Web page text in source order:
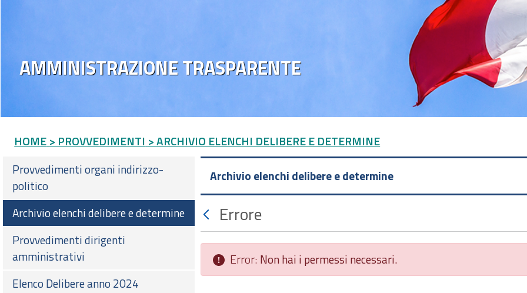
AMMINISTRAZIONE TRASPARENTE
HOME > PROVVEDIMENTI > ARCHIVIO ELENCHI DELIBERE E DETERMINE
Provvedimenti organi indirizzo-
politico
Archivio elenchi delibere e determine
Provvedimenti dirigenti
amministrativi
Elenco Delibere anno 2024
Archivio elenchi delibere e determine
Errore
Error: Non hai i permessi necessari.